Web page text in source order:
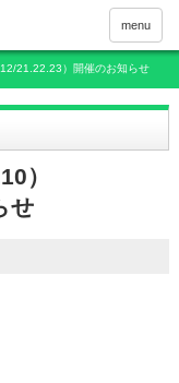
menu
21.22.23）開催のお知らせ
）
せ